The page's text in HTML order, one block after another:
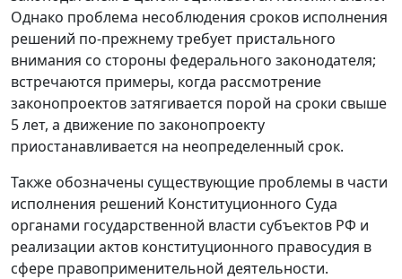
Однако проблема несоблюдения сроков исполнения
решений по-прежнему требует пристального
внимания со стороны федерального законодателя;
встречаются примеры, когда рассмотрение
законопроектов затягивается порой на сроки свыше
5 лет, а движение по законопроекту
приостанавливается на неопределенный срок.
Также обозначены существующие проблемы в части
исполнения решений Конституционного Суда
органами государственной власти субъектов РФ и
реализации актов конституционного правосудия в
сфере правоприменительной деятельности.